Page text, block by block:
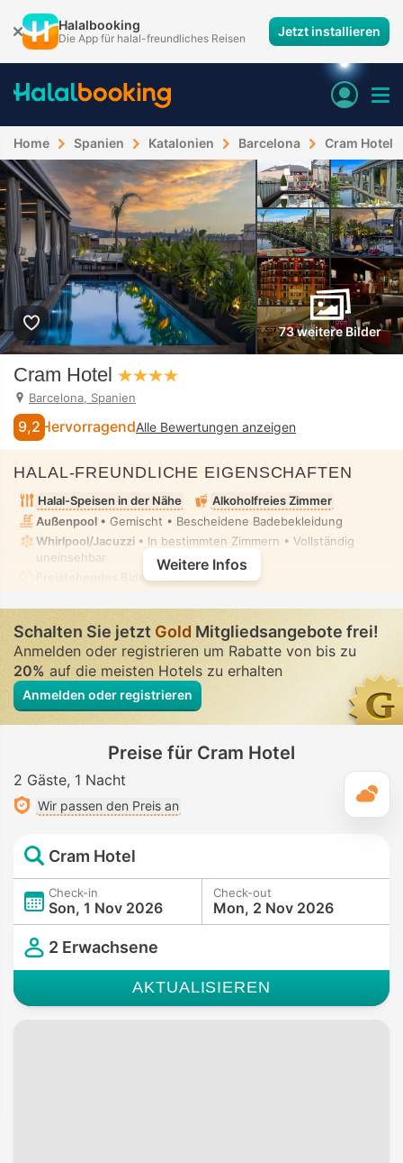
Halalbooking
Die App für halal-freundliches Reisen Jetzt installieren
Home Spanien Katalonien Barcelona Cram Hotel
73 weitere Bilder
Cram Hotel
Barcelona, Spanien
9,2 HervorragendAlle Bewertungen anzeigen
HALAL-FREUNDLICHE EIGENSCHAFTEN
Halal-Speisen in der Nähe
Alkoholfreies Zimmer
Außenpool • Gemischt • Bescheidene Badebekleidung
Whirlpool/Jacuzzi • In bestimmten Zimmern • Vollständig
uneinsehbar
Freistehendes Bidet
Weitere Infos
Schalten Sie jetztGold Mitgliedsangebote frei!
Anmelden oder registrieren um Rabatte von bis zu
20%auf die meisten Hotels zu erhalten
Anmelden oder registrieren
Preise für Cram Hotel
2 Gäste 1 Nacht
Wir passen den Preis an
Cram Hotel
Check-in
Son, 1 Nov 2026
Check-out
Mon, 2 Nov 2026
2 Erwachsene
AKTUALISIEREN